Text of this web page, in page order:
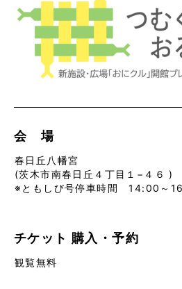
会 場
春日丘八幡宮
(茨木市南春日丘４丁目１−４６ )
※ともしび号停車時間 14:00～
チケット 購入・予約
観覧無料